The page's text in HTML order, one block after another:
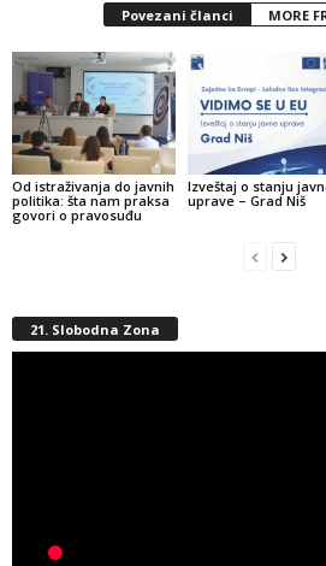
Povezani članci MORE
Od istraživanja do javnih
politika: šta nam praksa
govori o pravosuđu
Izveštaj o stanju
uprave – Grad Niš
21. Slobodna Zona